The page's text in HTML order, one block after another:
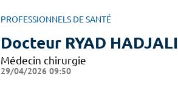
PROFESSIONNELS DE SANTÉ
Docteur RYAD HADJALI
Médecin chirurgie
29/04/2026 09:50